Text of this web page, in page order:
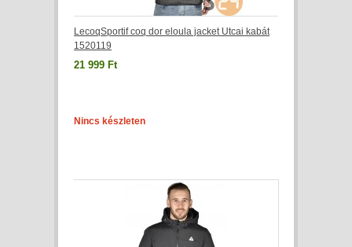
LecoqSportif coq dor eloula jacket Utcai kabát
1520119
21 999 Ft
Nincs készleten